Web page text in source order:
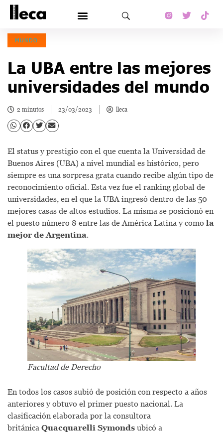
MUNDO
La UBA entre las mejores
universidades del mundo
2 minutos 23/03/2023 lleca
El status y prestigio con el que cuenta la Universidad de
Buenos Aires (UBA) a nivel mundial es histórico, pero
siempre es una sorpresa grata cuando recibe algún tipo de
reconocimiento oficial. Esta vez fue el ranking global de
universidades, en el que la UBA ingresó dentro de las 50
mejores casas de altos estudios. La misma se posicionó en
el puesto número 8 entre las de América Latina y como la
mejor de Argentina.
Facultad de Derecho
En todos los casos subió de posición con respecto a años
anteriores y obtuvo el primer puesto nacional. La
clasificación elaborada por la consultora
británica Quacquarelli Symonds ubicó a